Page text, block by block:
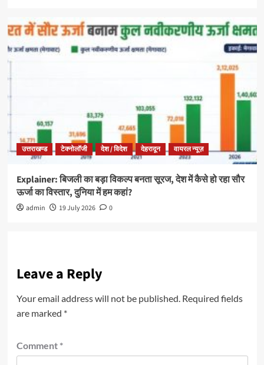
उत्तराखण्ड टेक्नोलॉजी देश / विदेश देहरादून वायरल न्यूज़
Explainer: बिजली का बड़ा विकल्प बनता सूरज, देश में कैसे हो रहा सौर
ऊर्जा का विस्तार, दुनिया में हम कहां?
admin 19 July 2026 0
Leave a Reply
Your email address will not be published. Required fields
are marked *
Comment *